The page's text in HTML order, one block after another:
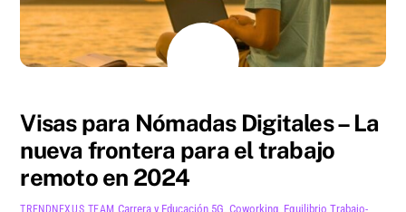
Visas para Nómadas Digitales – La
nueva frontera para el trabajo
remoto en 2024
Carrera y Educación 5G,Coworking, Equilibrio Trabajo-